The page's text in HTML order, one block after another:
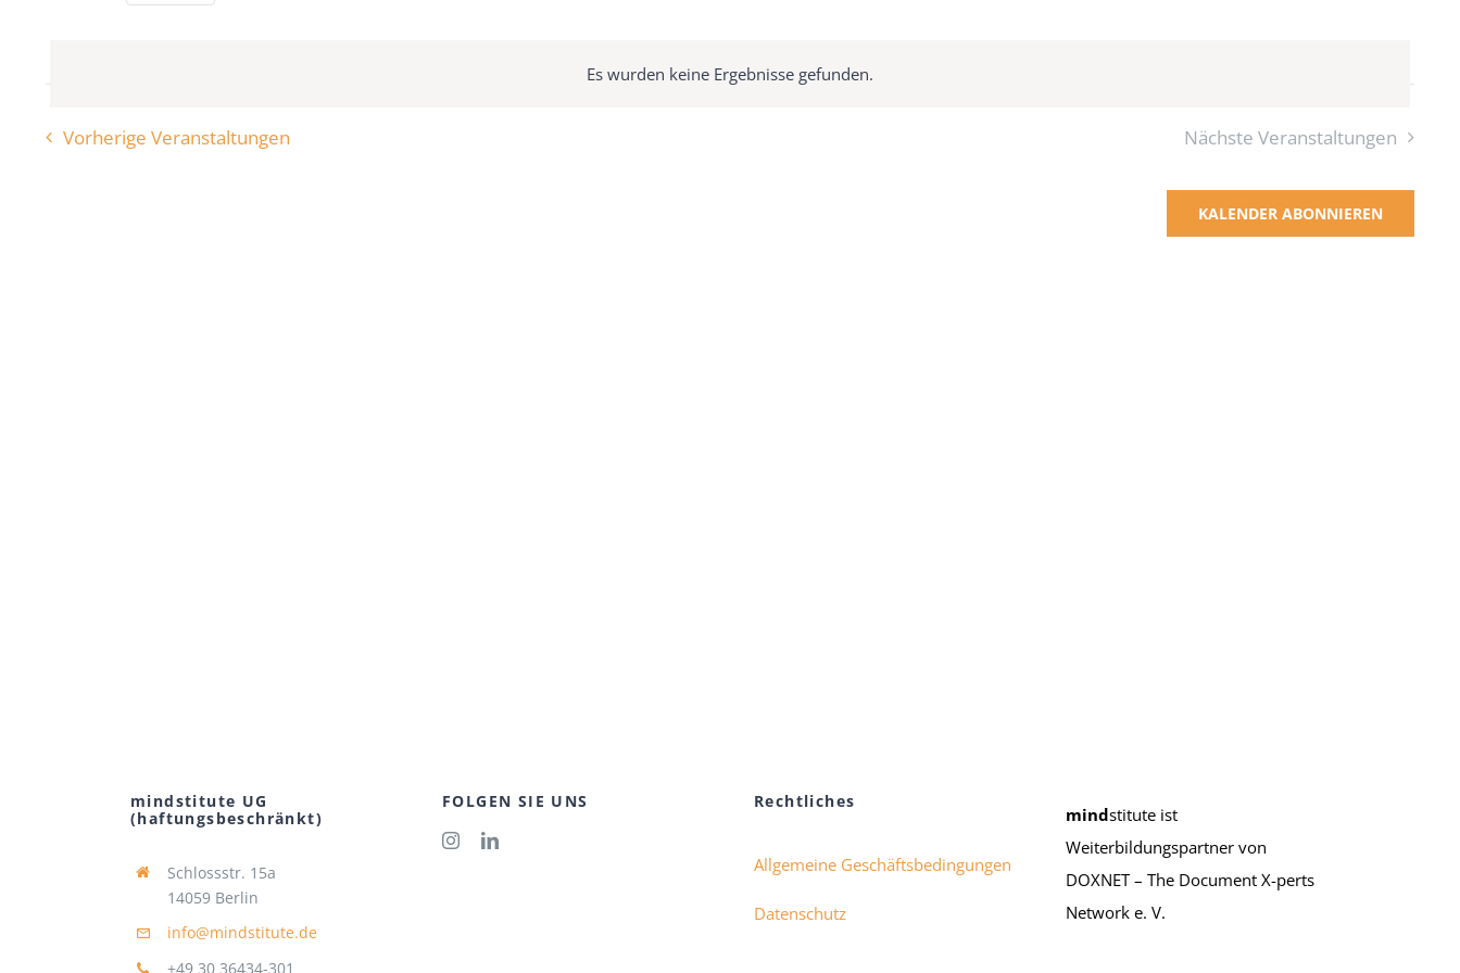
Hinweis
Es wurden keine Ergebnisse gefunden.
Vorherige Veranstaltungen NächsteVeranstaltungen
KALENDER ABONNIEREN
mindstitute UG
(haftungsbeschränkt)
Schlossstr. 15a
14059 Berlin
info@mindstitute.de
+49 30 36434-301
FOLGEN SIE UNS Rechtliches
Allgemeine Geschäftsbedingungen
Datenschutz
mindstitute ist
Weiterbildungspartner von
DOXNET – The Document X-perts
Network e. V.